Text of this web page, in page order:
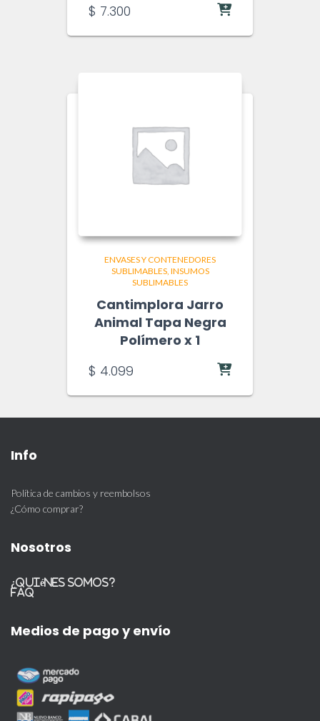
$ 7.300
ENVASES Y CONTENEDORES
SUBLIMABLES INSUMOS
SUBLIMABLES
Cantimplora Jarro
Animal Tapa Negra
Polímero x 1
$ 4.099
Info
Política de cambios y reembolsos
¿Cómo comprar?
Nosotros
¿Quiénes somos?
FAQ
Medios de pago y envío